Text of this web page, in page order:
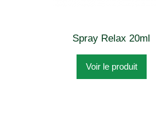
Spray Relax 20ml
Voir le produit